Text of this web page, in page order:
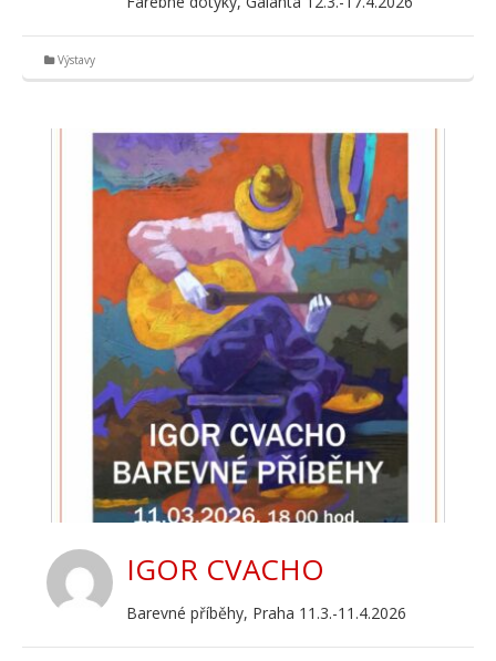
Výstavy
IGOR CVACHO
Barevné příběhy, Praha 11.3.-11.4.2026